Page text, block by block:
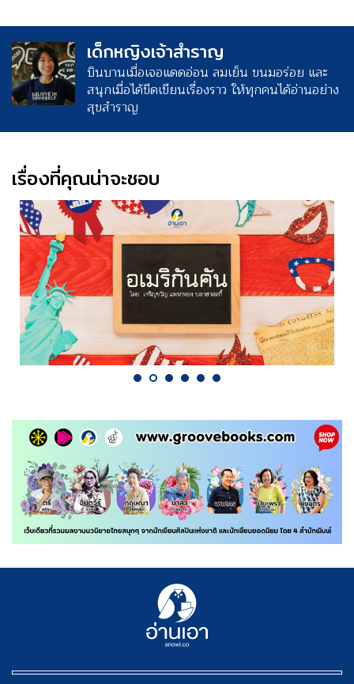
เด็กหญิงเจ้าสำราญ
บินบานเมื่อเจอแดดอ่อน ลมเย็น ขนมอร่อย และ
สนุกเมื่อได้ขีดเขียนเรื่องราว ให้ทุกคนได้อ่านอย่าง
สุขสำราญ
เรื่องที่คุณน่าจะชอบ